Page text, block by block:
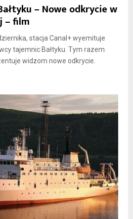
– Nowe odkrycie w
– film
stacja Canal+ wyemituje
tajemnic Bałtyku. Tym razem
widzom nowe odkrycie.